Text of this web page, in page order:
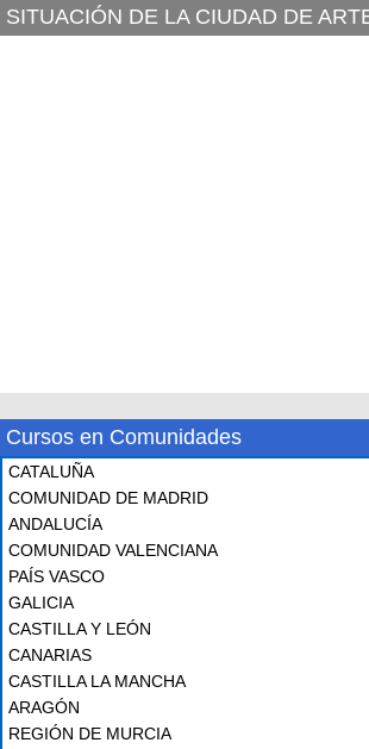
SITUACIÓN DE LA CIUDAD DE
Cursos en Comunidades
CATALUÑA
COMUNIDAD DE MADRID
ANDALUCÍA
COMUNIDAD VALENCIANA
PAÍS VASCO
GALICIA
CASTILLA Y LEÓN
CANARIAS
CASTILLA LA MANCHA
ARAGÓN
REGIÓN DE MURCIA